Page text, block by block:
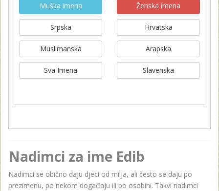
Muška imena Ženska imena
Srpska Hrvatska
Muslimanska Arapska
Sva Imena Slavenska
Nadimci za ime Edib
Nadimci se obično daju djeci od milja, ali često se daju po
prezimenu, po nekom događaju ili po osobini. Takvi nadimci